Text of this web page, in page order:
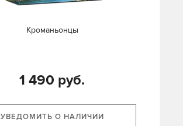
Кроманьонцы
1 490 руб.
УВЕДОМИТЬ О НАЛИЧИИ